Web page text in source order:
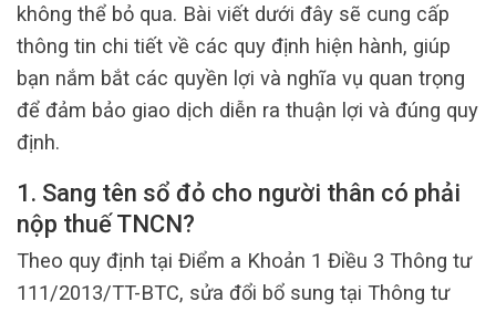
không thể bỏ qua. Bài viết dưới đây sẽ cung cấp
thông tin chi tiết về các quy định hiện hành, giúp
bạn nắm bắt các quyền lợi và nghĩa vụ quan trọng
để đảm bảo giao dịch diễn ra thuận lợi và đúng quy
định.
1. Sang tên sổ đỏ cho người thân có phải
nộp thuế TNCN?
Theo quy định tại Điểm a Khoản 1 Điều 3 Thông tư
111/2013/TT-BTC, sửa đổi bổ sung tại Thông tư